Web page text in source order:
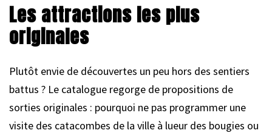
Les attractions les plus
originales
Plutôt envie de découvertes un peu hors des sentiers
battus ? Le catalogue regorge de propositions de
sorties originales : pourquoi ne pas programmer une
visite des catacombes de la ville à lueur des bougies ou